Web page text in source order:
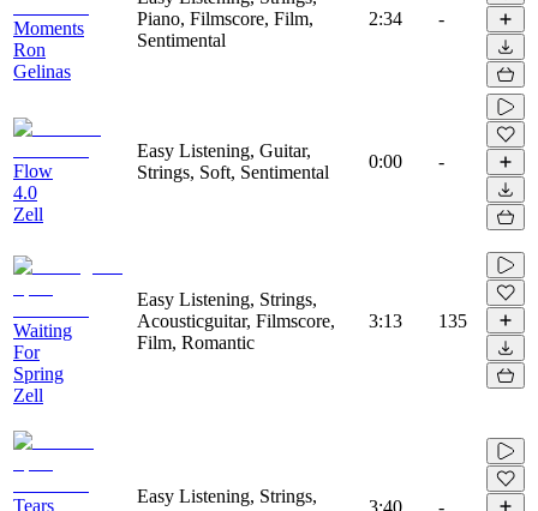
Moments
Ron
Gelinas
Piano, Filmscore, Film,
Sentimental
2:34 -
Flow
4.0
Zell
Easy Listening, Guitar,
Strings, Soft, Sentimental
0:00 -
Waiting
For
Spring
Zell
Easy Listening, Strings,
Acousticguitar, Filmscore,
Film, Romantic
3:13 135
Tears
Easy Listening, Strings,
3:40 -